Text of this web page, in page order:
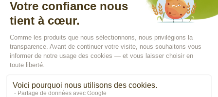
ACCÈS VENDEURS
CONTACTEZ-NOUS
SE CONNECTER